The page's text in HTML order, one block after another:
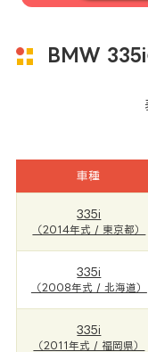
BMW 335i
車種
335i
（2014年式 / 東京都）
335i
（2008年式 / 北海道）
335i
（2011年式 / 福岡県）